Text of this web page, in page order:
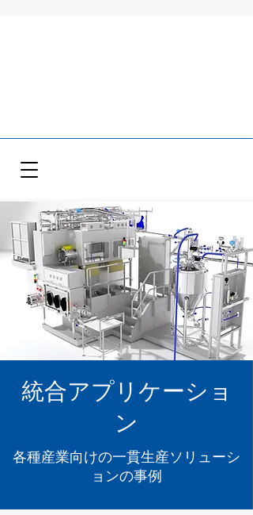
統合アプリケーショ
ン
各種産業向けの一貫生産ソリューシ
ョンの事例